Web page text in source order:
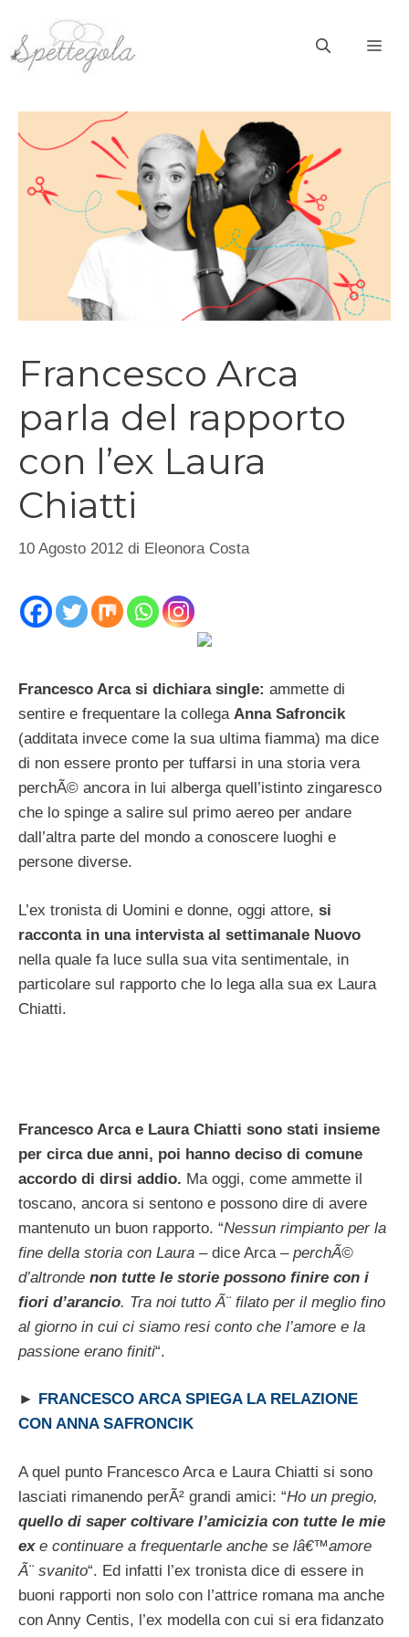
contenuto
Francesco Arca
parla del rapporto
con l’ex Laura
Chiatti
10 Agosto 2012 di Eleonora Costa
Francesco Arca si dichiara single: ammette di
sentire e frequentare la collega Anna Safroncik
(additata invece come la sua ultima fiamma) ma dice
di non essere pronto per tuffarsi in una storia vera
perchÃ© ancora in lui alberga quell’istinto zingaresco
che lo spinge a salire sul primo aereo per andare
dall’altra parte del mondo a conoscere luoghi e
persone diverse.
L’ex tronista di Uomini e donne, oggi attore, si
racconta in una intervista al settimanale Nuovo
nella quale fa luce sulla sua vita sentimentale, in
particolare sul rapporto che lo lega alla sua ex Laura
Chiatti.
Francesco Arca e Laura Chiatti sono stati insieme
per circa due anni, poi hanno deciso di comune
accordo di dirsi addio. Ma oggi, come ammette il
toscano, ancora si sentono e possono dire di avere
mantenuto un buon rapporto. “Nessun rimpianto per la
fine della storia con Laura – dice Arca – perchÃ©
d’altronde non tutte le storie possono finire con i
fiori d’arancio. Tra noi tutto Ã¨ filato per il meglio fino
al giorno in cui ci siamo resi conto che l’amore e la
passione erano finiti“.
►
FRANCESCO ARCA SPIEGA LA RELAZIONE
CON ANNA SAFRONCIK
A quel punto Francesco Arca e Laura Chiatti si sono
lasciati rimanendo perÃ² grandi amici: “Ho un pregio,
quello di saper coltivare l’amicizia con tutte le mie
exe continuare a frequentarle anche se lâ€™amore
Ã¨ svanito“. Ed infatti l’ex tronista dice di essere in
buoni rapporti non solo con l’attrice romana ma anche
con Anny Centis, l’ex modella con cui si era fidanzato